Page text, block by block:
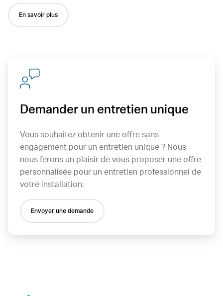
En savoir plus
Demander un entretien unique
Vous souhaitez obtenir une offre sans
engagement pour un entretien unique ? Nous
nous ferons un plaisir de vous proposer une offre
personnalisée pour un entretien professionnel de
votre installation.
Envoyer une demande